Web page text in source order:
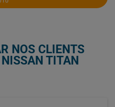
NOS CLIENTS
TITAN